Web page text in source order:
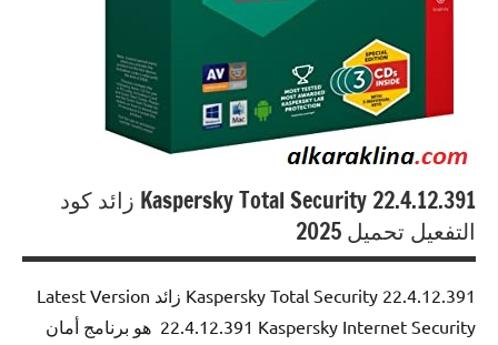
Kaspersky Total Security 22.4.12.391 زائد كود
التفعيل تحميل 2025
Kaspersky Total Security 22.4.12.391 زائد Latest Version
22.4.12.391 Kaspersky Internet Security هو برنامج أمان